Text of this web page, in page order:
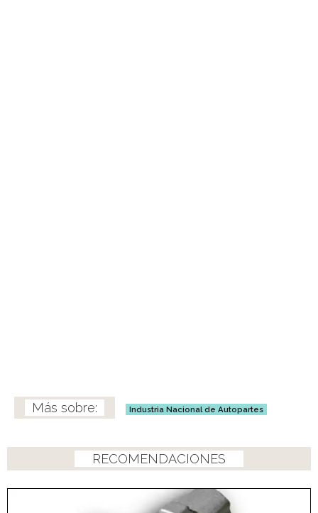
Industria Nacional de Autopartes
RECOMENDACIONES